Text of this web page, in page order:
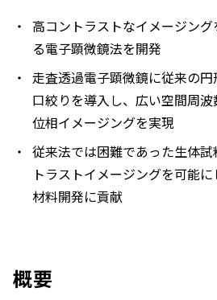
高コントラストなイメージン
る電子顕微鏡法を開発
走査透過電子顕微鏡に従来の
口絞りを導入し、広い空間周
位相イメージングを実現
従来法では困難であった生体
トラストイメージングを可能
材料開発に貢献
概要